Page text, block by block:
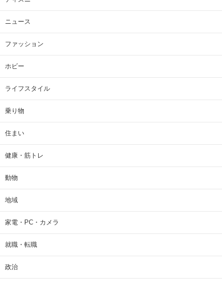
ニュース
ファッション
ホビー
ライフスタイル
乗り物
住まい
健康・筋トレ
動物
地域
家電・PC・カメラ
就職・転職
政治